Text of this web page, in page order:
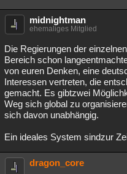
midnightman
ehemaliges Mitglied
Die Regierungen der
Bereich schon
von euren Denken, eine
Interessen vertreten, die
gemacht. Es gibtzwei
Weg sich global zu
sich davon unabhängig.
Ein ideales System sindzur
dragon_core